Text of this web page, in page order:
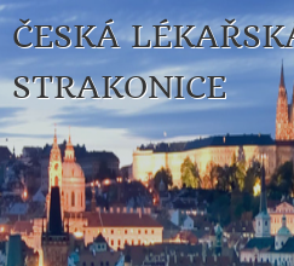
ČESKÁ
STRAKONICE